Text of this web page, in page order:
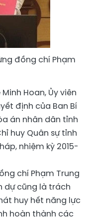
đồng chí Phạm
Hoan, Ủy viên
định của Ban Bí
án nhân dân tỉnh
huy Quân sự tỉnh
nhiệm kỳ 2015-
chí Phạm Trung
dự cũng là trách
huy hết năng lực
hoàn thành các